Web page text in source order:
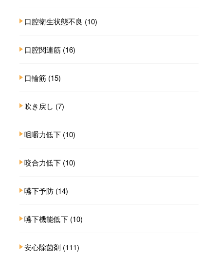
口腔衛生状態不良 (10)
口腔関連筋 (16)
口輪筋 (15)
吹き戻し (7)
咀嚼力低下 (10)
咬合力低下 (10)
嚥下予防 (14)
嚥下機能低下 (10)
安心除菌剤 (111)